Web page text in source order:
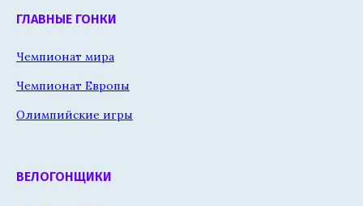
ГЛАВНЫЕ ГОНКИ
Чемпионат мира
Чемпионат Европы
Олимпийские игры
ВЕЛОГОНЩИКИ